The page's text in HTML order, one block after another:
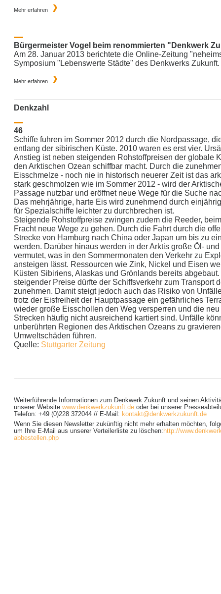
Mehr erfahren
Bürgermeister Vogel beim renommierten "Denkwerk
Am 28. Januar 2013 berichtete die Online-Zeitung
Symposium "Lebenswerte Städte" des Denkwerks Zukunft.
Mehr erfahren
Denkzahl
46
Schiffe fuhren im Sommer 2012 durch die Nordpassage,
entlang der sibirischen Küste. 2010 waren es erst vier.
Anstieg ist neben steigenden Rohstoffpreisen der globale
den Arktischen Ozean schiffbar macht. Durch die
Eisschmelze - noch nie in historisch neuerer Zeit ist das
stark geschmolzen wie im Sommer 2012 - wird der
Passage nutzbar und eröffnet neue Wege für die Suche
Das mehrjährige, harte Eis wird zunehmend durch
für Spezialschiffe leichter zu durchbrechen ist.
Steigende Rohstoffpreise zwingen zudem die Reeder,
Fracht neue Wege zu gehen. Durch die Fahrt durch die
Strecke von Hamburg nach China oder Japan um bis zu
werden. Darüber hinaus werden in der Arktis große Öl-
vermutet, was in den Sommermonaten den Verkehr zu
ansteigen lässt. Ressourcen wie Zink, Nickel und Eisen
Küsten Sibiriens, Alaskas und Grönlands bereits
steigender Preise dürfte der Schiffsverkehr zum Transport
zunehmen. Damit steigt jedoch auch das Risiko von
trotz der Eisfreiheit der Hauptpassage ein gefährliches
wieder große Eisschollen den Weg versperren und die
Strecken häufig nicht ausreichend kartiert sind. Unfälle
unberührten Regionen des Arktischen Ozeans zu
Umweltschäden führen.
Quelle: Stuttgarter Zeitung
Weiterführende Informationen zum Denkwerk Zukunft und seinen
unserer Website www.denkwerkzukunft.de oder bei unserer
Telefon: +49 (0)228 372044 // E-Mail: kontakt@denkwerkzukunft.de
Wenn Sie diesen Newsletter zukünftig nicht mehr erhalten möchten,
um Ihre E-Mail aus unserer Verteilerliste zu löschen: http://
abbestellen.php